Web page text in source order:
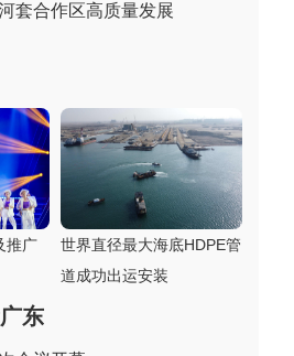
套合作区高质量发展
推广
世界直径最大海底HDPE管
道成功出运安装
东